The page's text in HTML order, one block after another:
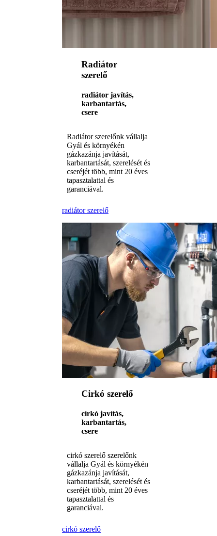
Radiátor
szerelő
radiátor javítás,
karbantartás,
csere
Radiátor szerelőnk vállalja
Gyál és környékén
gázkazánja javítását,
karbantartását, szerelését és
cseréjét több, mint 20 éves
tapasztalattal és
garanciával.
radiátor szerelő
Cirkó szerelő
církó javítás,
karbantartás,
csere
cirkó szerelő szerelőnk
vállalja Gyál és környékén
gázkazánja javítását,
karbantartását, szerelését és
cseréjét több, mint 20 éves
tapasztalattal és
garanciával.
cirkó szerelő